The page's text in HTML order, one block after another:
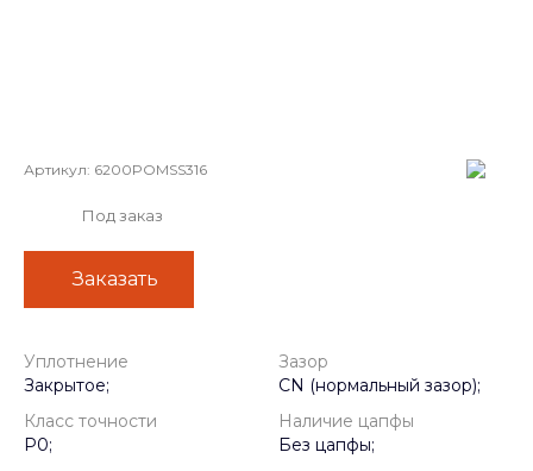
Артикул: 6200POMSS316
Под заказ
Заказать
Уплотнение
Закрытое;
Зазор
CN (нормальный зазор);
Класс точности
P0;
Наличие цапфы
Без цапфы;